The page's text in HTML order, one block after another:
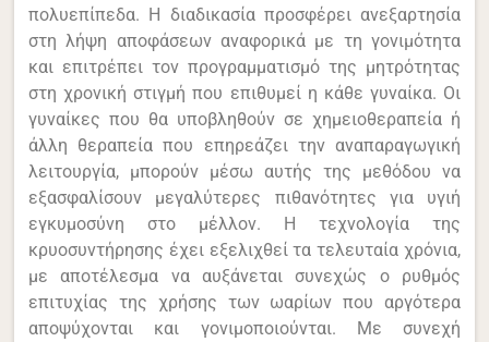
πολυεπίπεδα. Η διαδικασία προσφέρει ανεξαρτησία
στη λήψη αποφάσεων αναφορικά με τη γονιμότητα
και επιτρέπει τον προγραμματισμό της μητρότητας
στη χρονική στιγμή που επιθυμεί η κάθε γυναίκα. Οι
γυναίκες που θα υποβληθούν σε χημειοθεραπεία ή
άλλη θεραπεία που επηρεάζει την αναπαραγωγική
λειτουργία, μπορούν μέσω αυτής της μεθόδου να
εξασφαλίσουν μεγαλύτερες πιθανότητες για υγιή
εγκυμοσύνη στο μέλλον. Η τεχνολογία της
κρυοσυντήρησης έχει εξελιχθεί τα τελευταία χρόνια,
με αποτέλεσμα να αυξάνεται συνεχώς ο ρυθμός
επιτυχίας της χρήσης των ωαρίων που αργότερα
αποψύχονται και γονιμοποιούνται. Με συνεχή